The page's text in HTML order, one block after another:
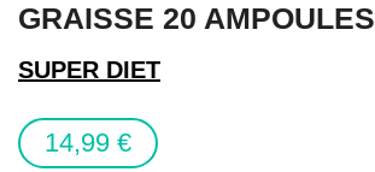
beginning
of
images
gallery
GRAISSE 20 AMPOULES
SUPER DIET
14,99 €